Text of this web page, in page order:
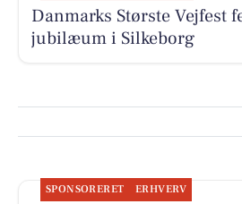
Danmarks Største Vejfest
jubilæum i Silkeborg
SPONSORERET ERHVERV